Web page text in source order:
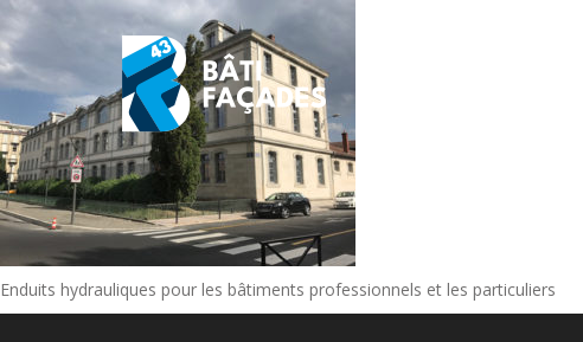
Enduits hydrauliques pour les bâtiments professionnels et les particuliers